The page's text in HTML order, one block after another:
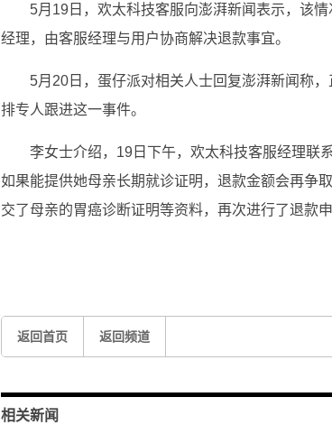
5月19日，欢太科技客服向澎湃新闻表示，该
经理，由客服经理与用户协商解决退款事宜。
5月20日，蛋仔派对相关人士回复澎湃新闻称
排专人跟进这一事件。
李女士介绍，19日下午，欢太科技客服经理联
如果能提供她母亲长期就诊证明，退款金额会再争
交了母亲的胃癌诊断证明等资料，再次进行了退款
返回首页 返回频道
相关新闻